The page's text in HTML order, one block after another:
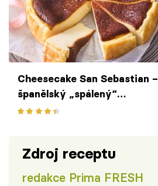
Cheesecake San Sebastian –
španělský „spálený“
cheesecake s dokonale
Zdroj receptu
redakce Prima FRESH